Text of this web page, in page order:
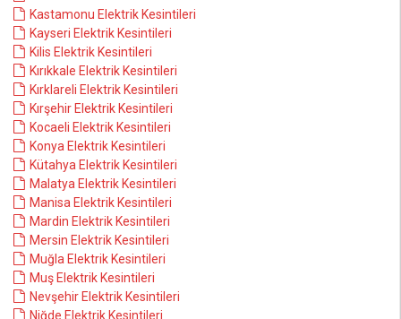
Kastamonu Elektrik Kesintileri
Kayseri Elektrik Kesintileri
Kilis Elektrik Kesintileri
Kırıkkale Elektrik Kesintileri
Kırklareli Elektrik Kesintileri
Kırşehir Elektrik Kesintileri
Kocaeli Elektrik Kesintileri
Konya Elektrik Kesintileri
Kütahya Elektrik Kesintileri
Malatya Elektrik Kesintileri
Manisa Elektrik Kesintileri
Mardin Elektrik Kesintileri
Mersin Elektrik Kesintileri
Muğla Elektrik Kesintileri
Muş Elektrik Kesintileri
Nevşehir Elektrik Kesintileri
Niğde Elektrik Kesintileri